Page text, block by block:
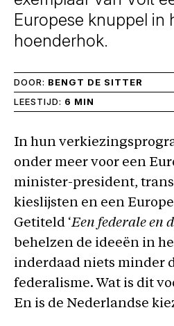
Europese knuppel in
hoenderhok.
DOOR: BENGT DE SITTER
LEESTIJD: 6 MIN
In hun
onder meer voor een
minister-president,
kieslijsten en een
Getiteld ‘Een federale en
behelzen de ideeën in
inderdaad niets minder
federalisme. Wat is dit
En is de Nederlandse